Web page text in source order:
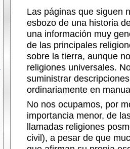
Las páginas que siguen
esbozo de una historia
una información muy
de las principales
sobre la tierra, aunque
religiones universales.
suministrar
ordinariamente en
No nos ocupamos, por
importancia menor, de
llamadas religiones
civil), a pesar de que